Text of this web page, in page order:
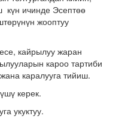
күн ичинде Эсептөө
жооптуу
кайрылуу жаран
кароо тартиби
каралууга тийиш.
керек.
укуктуу.